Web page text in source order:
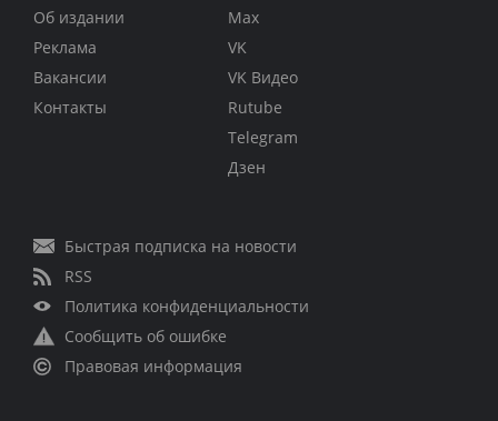
Об издании
Реклама
Вакансии
Контакты
Max
VK
VK Видео
Rutube
Telegram
Дзен
Быстрая подписка на новости
RSS
Политика конфиденциальности
Сообщить об ошибке
Правовая информация